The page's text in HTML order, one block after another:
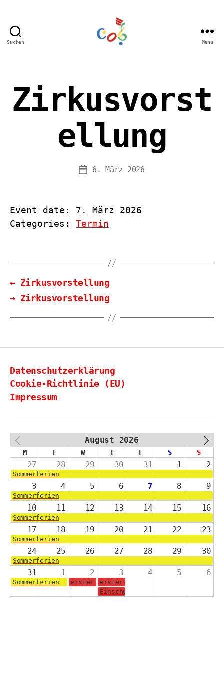
Suchen Menü
Zirkusvorst
ellung
Veröffentlichungsdatum
6. März 2026
Event date: 7. März 2026
Categories: Termin
← Zirkusvorstellung
→ Zirkusvorstellung
Datenschutzerklärung
Cookie-Richtlinie (EU)
Impressum
August 2026
M T W T F S S
27 28 29 30 31 1 2
Sommerferien
3 4 5 6 7 8 9
Sommerferien
10 11 12 13 14 15 16
Sommerferien
17 18 19 20 21 22 23
Sommerferien
24 25 26 27 28 29 30
Sommerferien
31 1 2 3 4 5 6
Sommerferien erster Schultag für die Jahrgänge 2-4
erster Schultag für die
Einschulungsgottesdienst in der